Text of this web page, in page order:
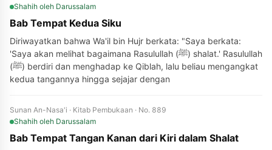
Shahih oleh Darussalam
Bab Tempat Kedua Siku
Diriwayatkan bahwa Wa'il bin Hujr berkata: "Saya berkata:
'Saya akan melihat bagaimana Rasulullah (ﷺ) shalat.' Rasulullah
(ﷺ) berdiri dan menghadap ke Qiblah, lalu beliau mengangkat
kedua tangannya hingga sejajar dengan
Sunan An-Nasa'i · Kitab Pembukaan · No. 889
Shahih oleh Darussalam
Bab Tempat Tangan Kanan dari Kiri dalam Shalat